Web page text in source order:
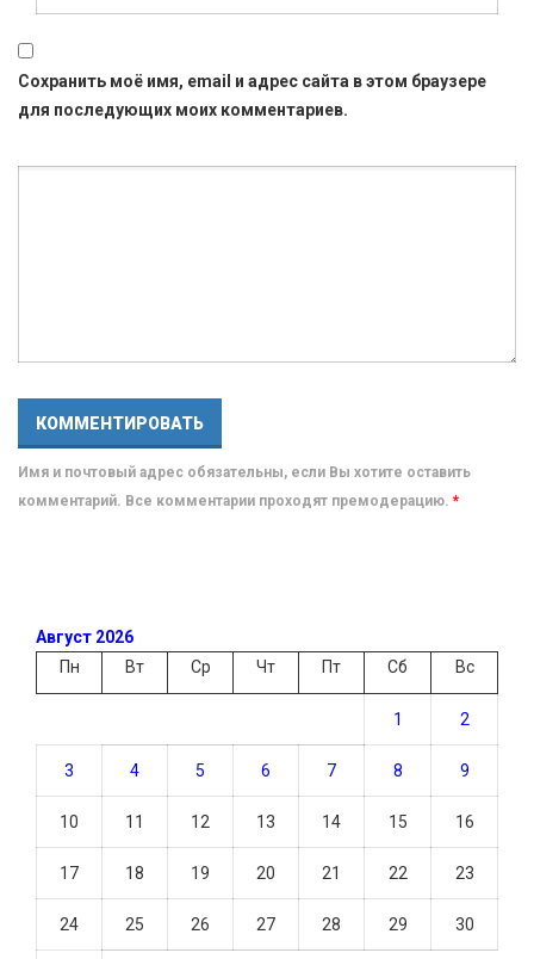
Сохранить моё имя, email и адрес сайта в этом браузере
для последующих моих комментариев.
Имя и почтовый адрес обязательны, если Вы хотите оставить
комментарий. Все комментарии проходят премодерацию. *
Август 2026
Пн
Вт Ср Чт Пт Сб Вс
1 2
3 4 5 6 7 8 9
10 11 12 13 14 15 16
17 18 19 20 21 22 23
24 25 26 27 28 29 30